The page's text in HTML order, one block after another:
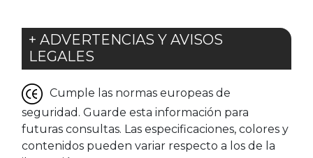
+ ADVERTENCIAS Y AVISOS
LEGALES
Cumple las normas europeas de
seguridad. Guarde esta información para
futuras consultas. Las especificaciones, colores y
contenidos pueden variar respecto a los de la